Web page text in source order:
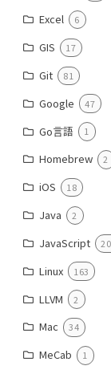
Excel 6
GIS 17
Git 81
Google 47
Go言語 1
Homebrew 2
iOS 18
Java 2
JavaScript
Linux 163
LLVM 2
Mac 34
MeCab 1